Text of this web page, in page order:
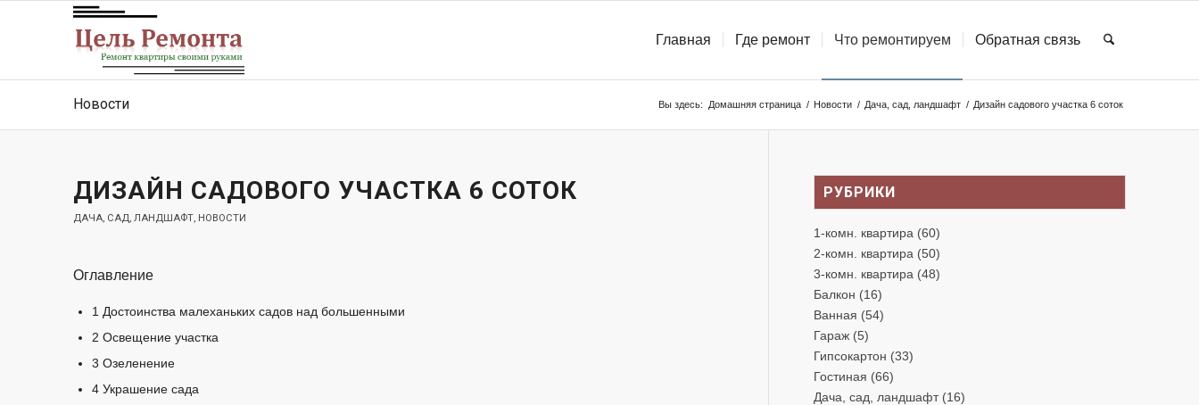
Главная Где ремонт Что ремонтируем Обратная связь
Новости Вы здесь: Домашняя страница / Новости / Дача, сад, ландшафт / Дизайн садового участка 6 соток
ДИЗАЙН САДОВОГО УЧАСТКА 6 СОТОК
ДАЧА, САД, ЛАНДШАФТ, НОВОСТИ
Оглавление
1 Достоинства малеханьких садов над большенными
2 Освещение участка
3 Озеленение
4 Украшение сада
РУБРИКИ
1-комн. квартира (60)
2-комн. квартира (50)
3-комн. квартира (48)
Балкон (16)
Ванная (54)
Гараж(5)
Гипсокартон (33)
Гостиная (66)
Дача, сад, ландшафт(16)